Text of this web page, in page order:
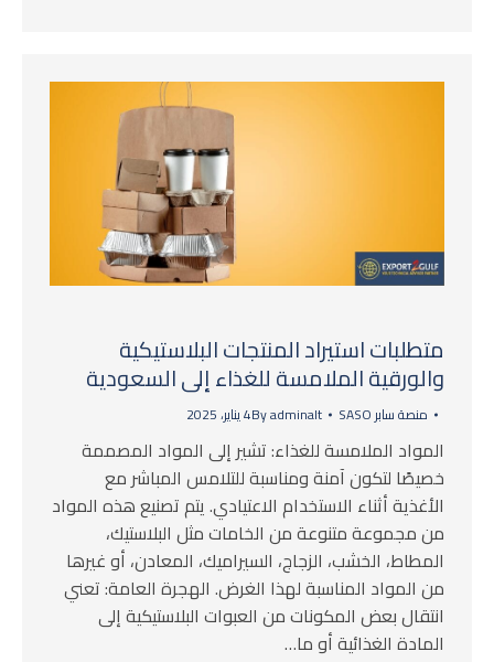
متطلبات استيراد المنتجات البلاستيكية
والورقية الملامسة للغذاء إلى السعودية
منصة سابر SASO Byadminalt 4 يناير، 2025
المواد الملامسة للغذاء: تشير إلى المواد المصممة
خصيصًا لتكون آمنة ومناسبة للتلامس المباشر مع
الأغذية أثناء الاستخدام الاعتيادي. يتم تصنيع هذه المواد
من مجموعة متنوعة من الخامات مثل البلاستيك،
المطاط، الخشب، الزجاج، السيراميك، المعادن، أو غيرها
من المواد المناسبة لهذا الغرض. الهجرة العامة: تعني
انتقال بعض المكونات من العبوات البلاستيكية إلى
المادة الغذائية أو ما…